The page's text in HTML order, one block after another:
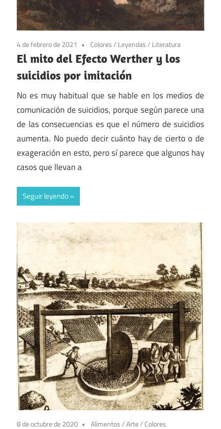
4 de febrero de 2021 Colores/ Leyendas/ Literatura
El mito del Efecto Werther y los
suicidios por imitación
No es muy habitual que se hable en los medios de
comunicación de suicidios, porque según parece una
de las consecuencias es que el número de suicidios
aumenta. No puedo decir cuánto hay de cierto o de
exageración en esto, pero sí parece que algunos hay
casos que llevan a
Seguir leyendo
8 de octubre de 2020 Alimentos/Arte/ Colores